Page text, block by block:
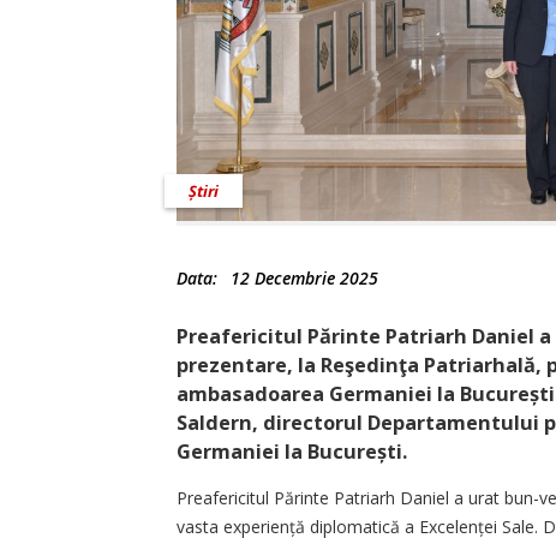
Știri
Data: 12 Decembrie 2025
Preafericitul Părinte Patriarh Daniel
prezentare, la Reşedinţa Patriarhală,
ambasadoarea Germaniei la
Saldern, directorul Departamentului
Germaniei la București.
Preafericitul Părinte Patriarh Daniel a urat bun-
vasta ex­periență diplomatică a Excelenței Sale.